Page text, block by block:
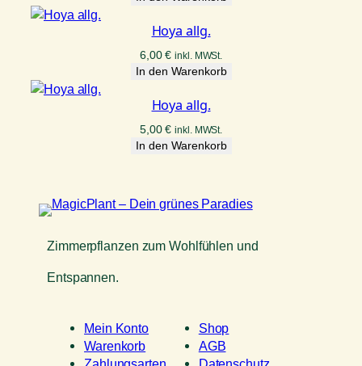
Hoya allg.
6,00€ inkl. MWSt.
In den Warenkorb
Hoya allg.
5,00€ inkl. MWSt.
In den Warenkorb
Zimmerpflanzen zum Wohlfühlen und
Entspannen.
Mein Konto
Warenkorb
Shop
AGB